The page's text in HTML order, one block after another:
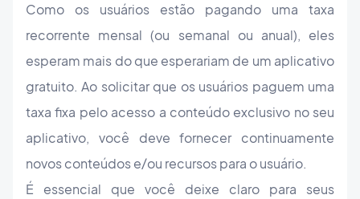
Como os usuários estão pagando uma taxa
recorrente mensal (ou semanal ou anual), eles
esperam mais do que esperariam de um aplicativo
gratuito. Ao solicitar que os usuários paguem uma
taxa fixa pelo acesso a conteúdo exclusivo no seu
aplicativo, você deve fornecer continuamente
novos conteúdos e/ou recursos para o usuário.
É essencial que você deixe claro para seus